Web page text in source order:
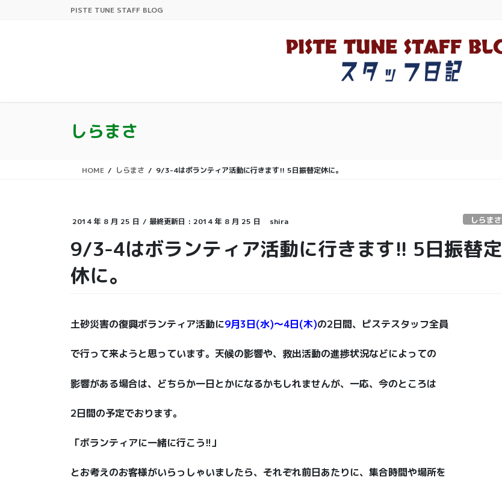
PISTE TUNE STAFF BLOG
しらまさ
HOME しらまさ 9/3-4はボランティア活動に行きます!! 5日振替定休に。
2014 年 8 月 25 日 / 最終更新日 : 2014 年 8 月 25 日 shira しらまさ
9/3-4はボランティア活動に行きます!! 5日振替定
休に。
土砂災害の復興ボランティア活動に9月3日(水)〜4日(木)の2日間、ピステスタッフ全員
で行って来ようと思っています。天候の影響や、救出活動の進捗状況などによっての
影響がある場合は、どちらか一日とかになるかもしれませんが、一応、今のところは
2日間の予定でおります。
「ボランティアに一緒に行こう!!」
とお考えのお客様がいらっしゃいましたら、それぞれ前日あたりに、集合時間や場所を